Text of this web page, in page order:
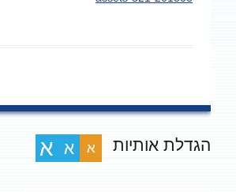
הגדלת אותיות א א א